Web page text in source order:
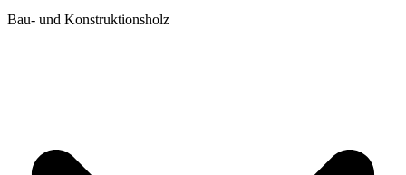
Bau- und Konstruktionsholz